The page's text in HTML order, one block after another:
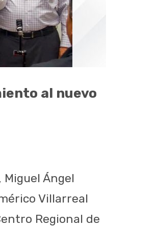
al nuevo
Ángel
Villarreal
Regional de